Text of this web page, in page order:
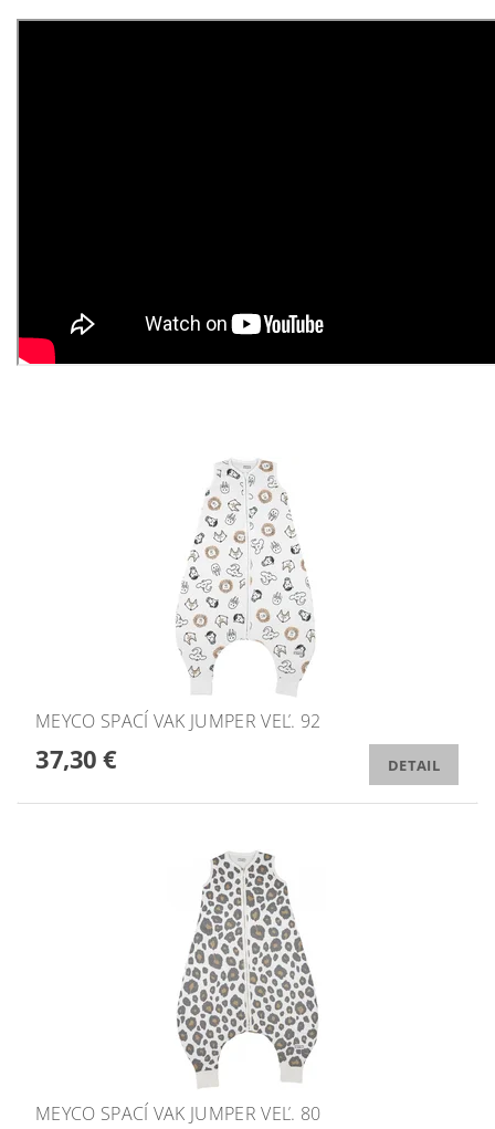
MEYCO SPACÍ VAK JUMPER VEĽ. 92
37,30 € DETAIL
MEYCO SPACÍ VAK JUMPER VEĽ. 80